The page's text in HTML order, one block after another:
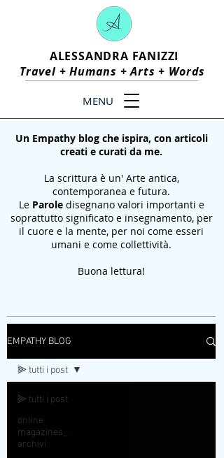
MENU
ALESSANDRA FANIZZI
Travel +Humans +Arts + Words
Un Empathy blog che ispira, con articoli
creati e curati da me.
La scrittura è un' Arte antica,
contemporanea e futura.
Le Paroledisegnano valori importanti e
soprattutto significato e insegnamento, per
il cuore e la mente, per noi come esseri
umani e come collettività.
Buona lettura!
EMPATHY BLOG
⫸ tutti i post
online
magazines_
archivi
⫸ tutti i post